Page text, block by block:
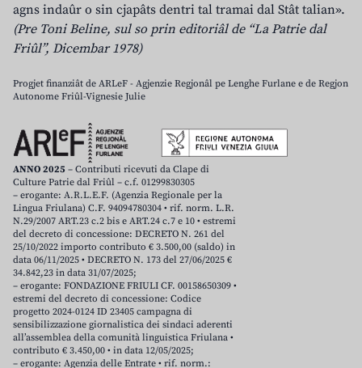
agns indaûr o sin cjapâts dentri tal tramai dal Stât talian».
(Pre Toni Beline, sul so prin editoriâl de “La Patrie dal
Friûl”, Dicembar 1978)
Progjet finanziât de ARLeF - Agjenzie Regjonâl pe Lenghe Furlane e de Regjon
Autonome Friûl-Vignesie Julie
ANNO 2025 – Contributi ricevuti da Clape di
Culture Patrie dal Friûl – c.f. 01299830305
– erogante: A.R.L.E.F. (Agenzia Regionale per la
Lingua Friulana) C.F. 94094780304 • rif. norm. L.R.
N.29/2007 ART.23 c.2 bis e ART.24 c.7 e 10 • estremi
del decreto di concessione: DECRETO N. 261 del
25/10/2022 importo contributo € 3.500,00 (saldo) in
data 06/11/2025 • DECRETO N. 173 del 27/06/2025 €
34.842,23 in data 31/07/2025;
– erogante: FONDAZIONE FRIULI CF. 00158650309 •
estremi del decreto di concessione: Codice
progetto 2024-0124 ID 23405 campagna di
sensibilizzazione giornalistica dei sindaci aderenti
all’assemblea della comunità linguistica Friulana •
contributo € 3.450,00 • in data 12/05/2025;
– erogante: Agenzia delle Entrate • rif. norm.: